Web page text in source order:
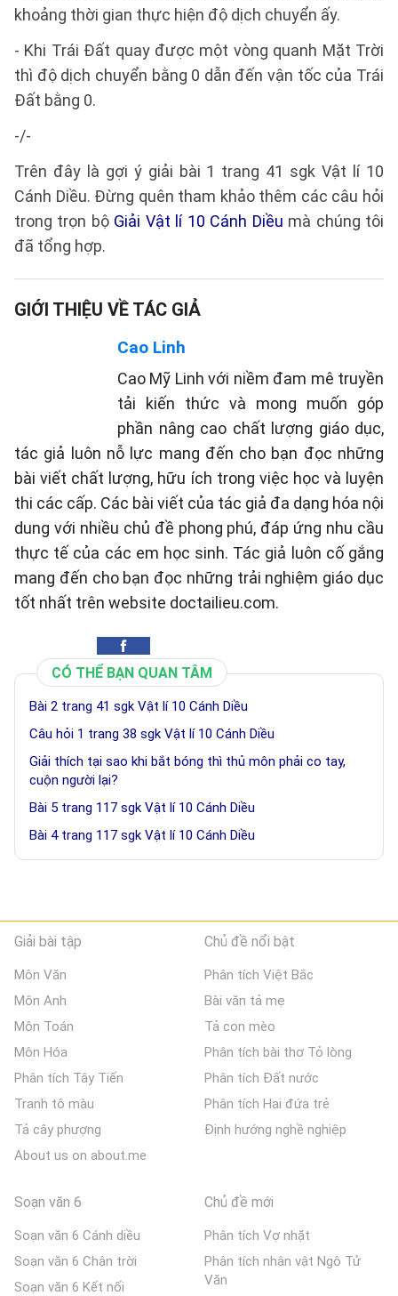
khoảng thời gian thực hiện độ dịch chuyển ấy.
- Khi Trái Đất quay được một vòng quanh Mặt Trời
thì độ dịch chuyển bằng 0 dẫn đến vận tốc của Trái
Đất bằng 0.
-/-
Trên đây là gợi ý giải bài 1 trang 41 sgk Vật lí 10
Cánh Diều. Đừng quên tham khảo thêm các câu hỏi
trong trọn bộ Giải Vật lí 10 Cánh Diều mà chúng tôi
đã tổng hợp.
GIỚI THIỆU VỀ TÁC GIẢ
Cao Linh
Cao Mỹ Linh với niềm đam mê truyền
tải kiến thức và mong muốn góp
phần nâng cao chất lượng giáo dục,
tác giả luôn nỗ lực mang đến cho bạn đọc những
bài viết chất lượng, hữu ích trong việc học và luyện
thi các cấp. Các bài viết của tác giả đa dạng hóa nội
dung với nhiều chủ đề phong phú, đáp ứng nhu cầu
thực tế của các em học sinh. Tác giả luôn cố gắng
mang đến cho bạn đọc những trải nghiệm giáo dục
tốt nhất trên website doctailieu.com.
CÓ THỂ BẠN QUAN TÂM
Bài 2 trang 41 sgk Vật lí 10 Cánh Diều
Câu hỏi 1 trang 38 sgk Vật lí 10 Cánh Diều
Giải thích tại sao khi bắt bóng thì thủ môn phải co tay,
cuộn người lại?
Bài 5 trang 117 sgk Vật lí 10 Cánh Diều
Bài 4 trang 117 sgk Vật lí 10 Cánh Diều
Giải bài tập
Môn Văn
Môn Anh
Môn Toán
Môn Hóa
Phân tích Tây Tiến
Tranh tô màu
Tả cây phượng
About us on about.me
Chủ đề nổi bật
Phân tích Việt Bắc
Bài văn tả mẹ
Tả con mèo
Phân tích bài thơ Tỏ lòng
Phân tích Đất nước
Phân tích Hai đứa trẻ
Định hướng nghề nghiệp
Soạn văn 6
Soạn văn 6 Cánh diều
Soạn văn 6 Chân trời
Soạn văn 6 Kết nối
Chủ đề mới
Phân tích Vợ nhặt
Phân tích nhân vật Ngô Tử
Văn